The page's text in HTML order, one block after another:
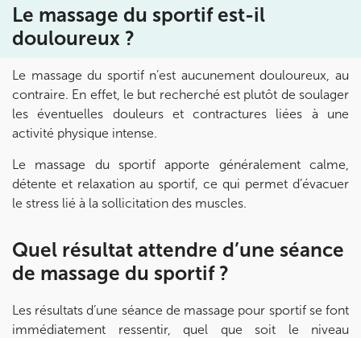
Le massage du sportif est-il
douloureux ?
Le massage du sportif n’est aucunement douloureux, au
contraire. En effet, le but recherché est plutôt de soulager
les éventuelles douleurs et contractures liées à une
activité physique intense.
Le massage du sportif apporte généralement calme,
détente et relaxation au sportif, ce qui permet d’évacuer
le stress lié à la sollicitation des muscles.
Quel résultat attendre d’une séance
de massage du sportif ?
Les résultats d’une séance de massage pour sportif se font
immédiatement ressentir, quel que soit le niveau
Prenez RDV sur
Prenez RDV sur
KOSS PARIS 8
74 Bd Haussmann 75008 Paris
74 Bd Haussmann 75008 Paris
Prenez RDV sur
Prenez RDV sur
IK MORANGIS
85 Av. de Balzac 91420 Morangis
01 64 48 35 84